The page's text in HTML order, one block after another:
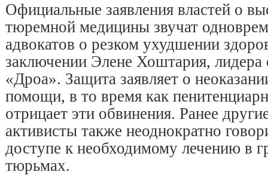
Официальные заявления властей о
тюремной медицины звучат
адвокатов о резком ухудшении
заключении Элене Хоштария, лидера
«Дроа». Защита заявляет о
помощи, в то время как
отрицает эти обвинения. Ранее
активисты также неоднократно
доступе к необходимому лечению в
тюрьмах.